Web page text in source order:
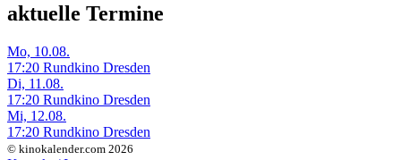
aktuelle Termine
Mo, 10.08.
17:20 Rundkino Dresden
Di, 11.08.
17:20 Rundkino Dresden
Mi, 12.08.
17:20 Rundkino Dresden
© kinokalender.com 2026